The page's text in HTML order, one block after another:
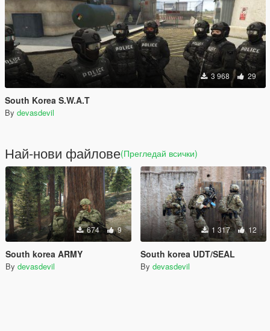
3 968 29
South Korea S.W.A.T
By devasdevil
Най-нови файлове(Прегледай всички)
674 9
South korea ARMY
By devasdevil
1 317 12
South korea UDT/SEAL
By devasdevil